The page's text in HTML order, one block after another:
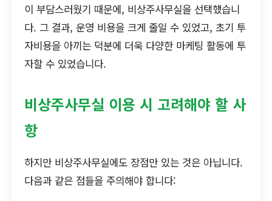
이 부담스러웠기 때문에, 비상주사무실을 선택했습니
다. 그 결과, 운영 비용을 크게 줄일 수 있었고, 초기 투
자비용을 아끼는 덕분에 더욱 다양한 마케팅 활동에 투
자할 수 있었습니다.
비상주사무실 이용 시 고려해야 할 사
항
하지만 비상주사무실에도 장점만 있는 것은 아닙니다.
다음과 같은 점들을 주의해야 합니다: